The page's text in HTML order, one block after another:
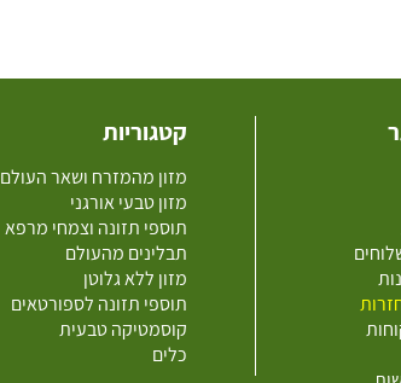
קטגוריות
מזון מהמזרח ושאר העולם
מזון טבעי אורגני
תוספי תזונה וצמחי מרפא
תבלינים מהעולם
מזון ללא גלוטן
תוספי תזונה לספורטאים
קוסמטיקה טבעית
כלים